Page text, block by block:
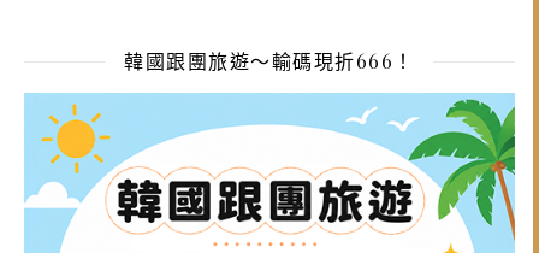
韓國跟團旅遊～輸碼現折666！